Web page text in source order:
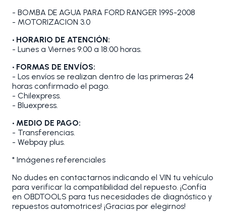
- BOMBA DE AGUA PARA FORD RANGER 1995-2008
- MOTORIZACION 3.0
• HORARIO DE ATENCIÓN:
- Lunes a Viernes 9:00 a 18:00 horas.
• FORMAS DE ENVÍOS:
- Los envíos se realizan dentro de las primeras 24
horas confirmado el pago.
- Chilexpress.
- Bluexpress.
• MEDIO DE PAGO:
- Transferencias.
- Webpay plus.
* Imágenes referenciales
No dudes en contactarnos indicando el VIN tu vehículo
para verificar la compatibilidad del repuesto. ¡Confía
en OBDTOOLS para tus necesidades de diagnóstico y
repuestos automotrices! ¡Gracias por elegirnos!